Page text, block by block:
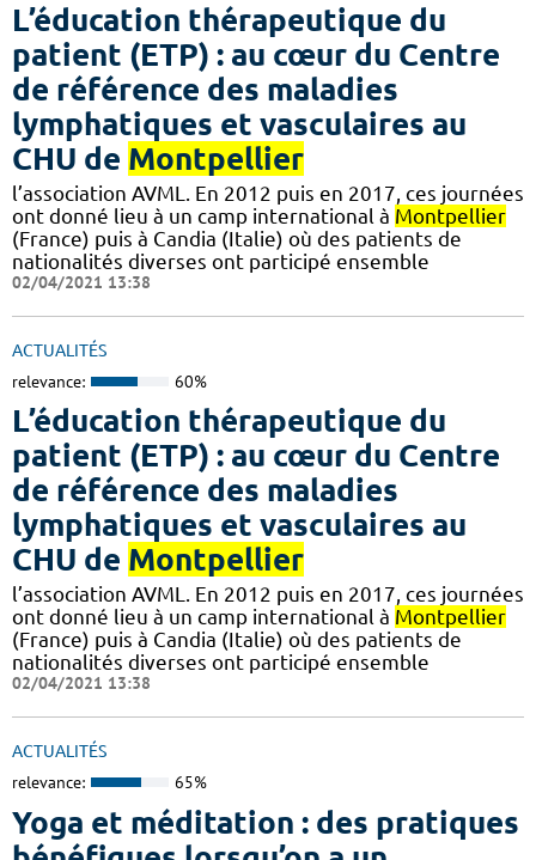
L’éducation thérapeutique du
patient (ETP) : au cœur du Centre
de référence des maladies
lymphatiques et vasculaires au
CHU de Montpellier
l’association AVML. En 2012 puis en 2017, ces journées
ont donné lieu à un camp international à Montpellier
(France) puis à Candia (Italie) où des patients de
nationalités diverses ont participé ensemble
02/04/2021 13:38
ACTUALITÉS
relevance: 60%
L’éducation thérapeutique du
patient (ETP) : au cœur du Centre
de référence des maladies
lymphatiques et vasculaires au
CHU de Montpellier
l’association AVML. En 2012 puis en 2017, ces journées
ont donné lieu à un camp international à Montpellier
(France) puis à Candia (Italie) où des patients de
nationalités diverses ont participé ensemble
02/04/2021 13:38
ACTUALITÉS
relevance: 65%
Yoga et méditation : des pratiques